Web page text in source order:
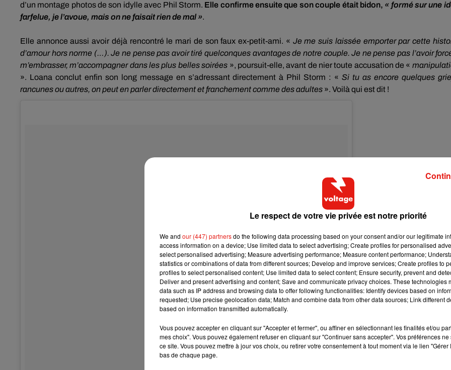
d’un montage photos de son idylle avec Phil Storm. Elle confirme ensuite que son couple était bidon, « formé sur une
farfelue, je l’avoue, mais on ne faisait rien de mal ».
Elle annonce aussi avoir déjà rencontré le mari de son faux ex-petit-ami. « Je me suis laisséeemporter par cette
d’amour hors norme (…). Je ne pense pas avoir tiré quelconques avantages de notre couple. Je ne pense pas l’avoir
m’embrasser, m’accompagner dans les plus belles soirées », poursuit-elle, avant de nier toute accusation de «
». Loana conclut enfin son long message en s’adressant directement à Phil Storm : «Si tu as encore quelques
rancunes ou autres, on peut en parler directement et franchement comme des adultes ». Voilà qui est dit !
Le respect de votre vie privée est notre priorité
We and our (447) partnersdo the following data processing based on your consent and/or our legitimate
access information on a device; Use limited data to select advertising; Create profiles for personalised
select personalised advertising; Measure advertising performance; Measure content performance;
statistics or combinations of data from different sources; Develop and improve services; Create profiles to
profiles to select personalised content; Use limited data to select content; Ensure security, prevent and
Deliver and present advertising and content; Save and communicate privacy choices. These technologies
data such as IP address and browsing data to offer following functionalities: Identify devices based on
requested; Use precise geolocation data; Match and combine data from other data sources; Link different
based on information transmitted automatically.
Vous pouvez accepter en cliquant sur "Accepter et fermer", ou affiner en sélectionnant les finalités et/ou
mes choix". Vous pouvez également refuser en cliquant sur "Continuer sans accepter". Vos préférences
ce site. Vous pouvez mettre à jour vos choix, ou retirer votre consentement à tout moment via le lien
bas de chaque page.